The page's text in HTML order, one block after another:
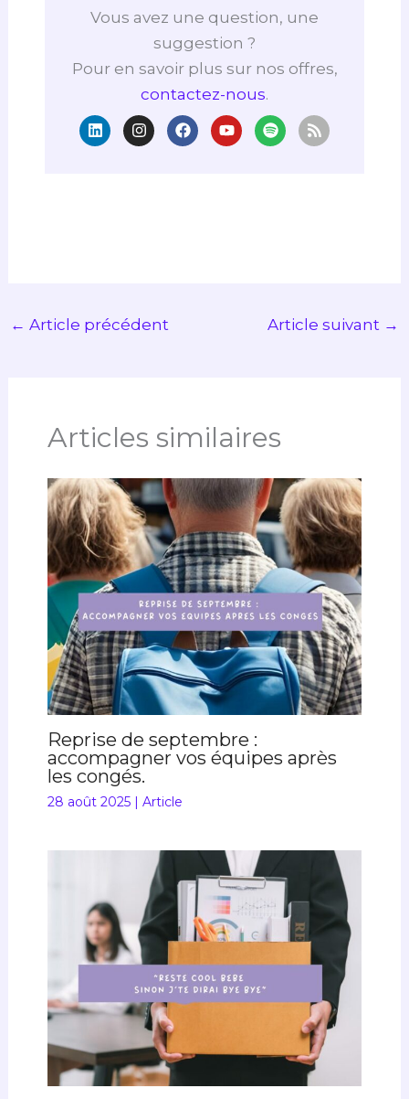
Vous avez une question, une
suggestion ?
Pour en savoir plus sur nos offres,
contactez-nous.
L
i
n
I
n
s
F
a
c
Y
o
u
S
p
o
R
s
s
← Article précédent Article suivant →
Articles similaires
Reprise de septembre :
accompagner vos équipes après
les congés.
28 août 2025 | Article